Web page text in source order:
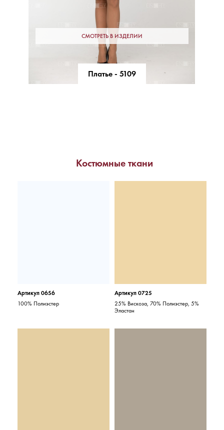
СМОТРЕТЬ В ИЗДЕЛИИ
Платье - 5109
Костюмные ткани
Артикул 0656
100% Полиэстер
Артикул 0725
25% Вискоза, 70% Полиэстер, 5%
Эластан